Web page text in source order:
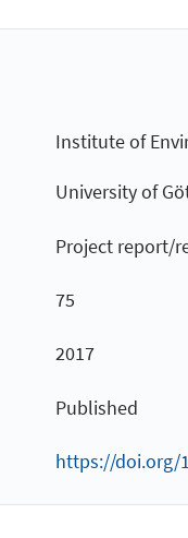
Institute of
University of
Project report/
75
2017
Published
https://doi.org/